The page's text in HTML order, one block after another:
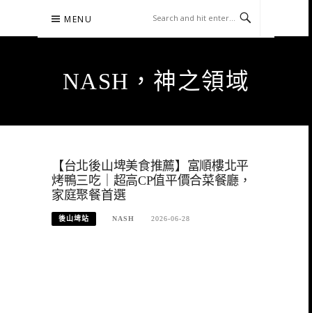
content
MENU
NASH，神之領域
【台北後山埤美食推薦】富順樓北平
烤鴨三吃｜超高CP值平價合菜餐廳，
家庭聚餐首選
後山埤站 NASH 2026-06-28